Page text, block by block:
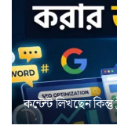
কন্টেন্ট লিখছেন